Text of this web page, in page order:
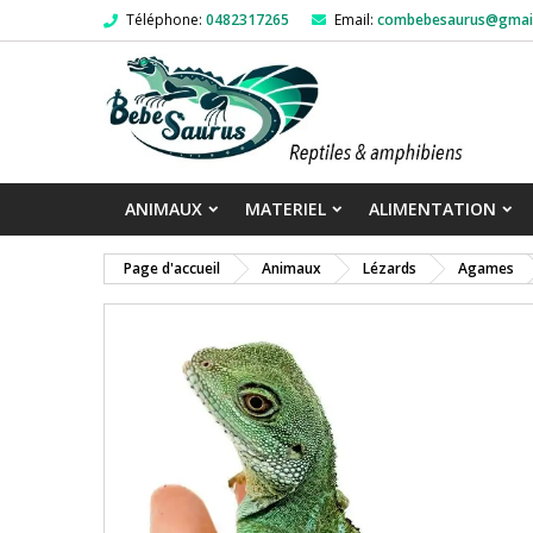
Téléphone: 0482317265 Email:
ANIMAUX MATERIEL ALIMENTATION
Page d'accueil Animaux Lézards Agames